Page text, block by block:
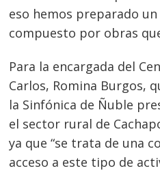
eso hemos preparado
compuesto por obras
Para la encargada del
Carlos, Romina Burgos,
la Sinfónica de Ñuble
el sector rural de
ya que “se trata de una
acceso a este tipo de
Navegación